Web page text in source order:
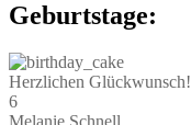
Geburtstage:
Herzlichen Glückwunsch!
6